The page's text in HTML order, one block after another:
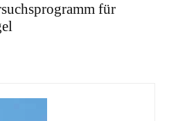
für